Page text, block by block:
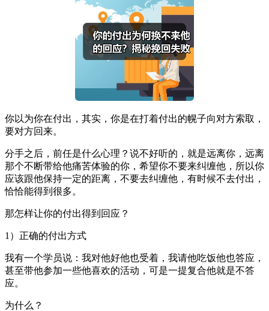
你以为你在付出，其实，你是在打着付出的幌子向对方索取，
要对方回来。
分手之后，前任是什么心理？说不好听的，就是远离你，远离
那个不断带给他痛苦体验的你，希望你不要来纠缠他，所以你
应该跟他保持一定的距离，不要去纠缠他，有时候不去付出，
恰恰能得到很多。
那怎样让你的付出得到回应？
1）正确的付出方式
我有一个学员说：我对他好他也受着，我请他吃饭他也答应，
甚至带他参加一些他喜欢的活动，可是一提复合他就是不答
应。
为什么？